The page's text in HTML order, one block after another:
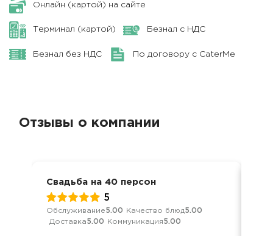
Онлайн (картой) на сайте
Терминал (картой) Безнал с НДС
Безнал без НДС По договору с CaterMe
Отзывы о компании
Свадьба на 40 персон
5
Обслуживание5.00 Качество блюд5.00
Доставка5.00 Коммуникация5.00